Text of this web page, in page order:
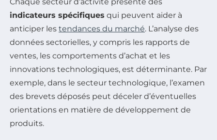
indicateurs spécifiques qui peuvent aider à
anticiper les tendances du marché. L’analyse des
données sectorielles, y compris les rapports de
ventes, les comportements d’achat et les
innovations technologiques, est déterminante. Par
exemple, dans le secteur technologique, l’examen
des brevets déposés peut déceler d’éventuelles
orientations en matière de développement de
produits.